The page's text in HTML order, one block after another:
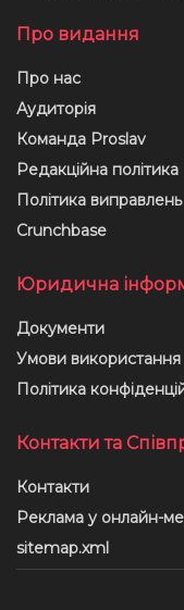
Про видання
Про нас
Аудиторія
Команда Proslav
Редакційна політика
Політика виправлень
Crunchbase
Юридична
Документи
Умови використання
Політика
Контакти та
Контакти
Реклама у онлайн-
sitemap.xml